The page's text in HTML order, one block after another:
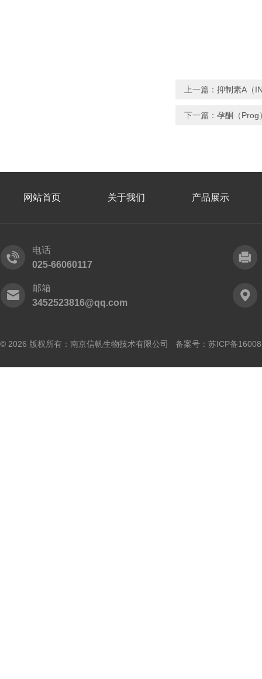
上一篇： 抑制素A（
下一篇： 孕酮（Prog
网站首页 关于我们 产品展示
电话
025-66060117
邮箱
3452523816@qq.com
© 2026 版权所有：南京信帆生物技术有限公司 备案号： 苏ICP备